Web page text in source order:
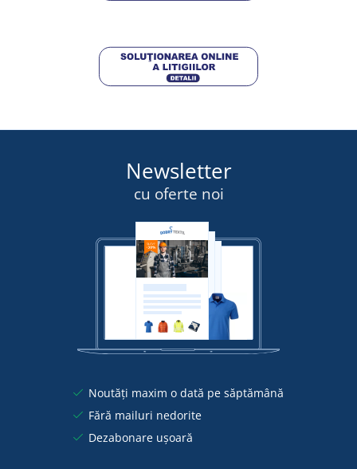
Newsletter
cu oferte noi
Noutăți maxim o dată pe săptămână
Fără mailuri nedorite
Dezabonare ușoară